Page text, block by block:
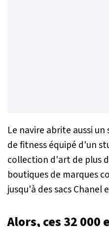
Le navire abrite aussi
de fitness équipé d'un
collection d'art de plus
boutiques de marques
jusqu'à des sacs Chanel
Alors, ces 32